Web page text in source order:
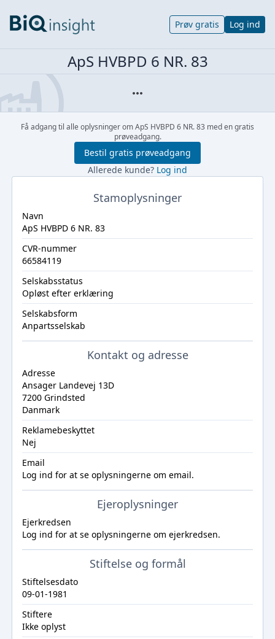
Prøv gratis Log ind
ApS HVBPD 6 NR. 83
Få adgang til alle oplysninger om ApS HVBPD 6 NR. 83 med en gratis
prøveadgang.
Bestil gratis prøveadgang
Allerede kunde? Log ind
Stamoplysninger
Navn
ApS HVBPD 6 NR. 83
CVR-nummer
66584119
Selskabsstatus
Opløst efter erklæring
Selskabsform
Anpartsselskab
Kontakt og adresse
Adresse
Ansager Landevej 13D
7200 Grindsted
Danmark
Reklamebeskyttet
Nej
Email
Log ind for at se oplysningerne om email.
Ejeroplysninger
Ejerkredsen
Log ind for at se oplysningerne om ejerkredsen.
Stiftelse og formål
Stiftelsesdato
09-01-1981
Stiftere
Ikke oplyst